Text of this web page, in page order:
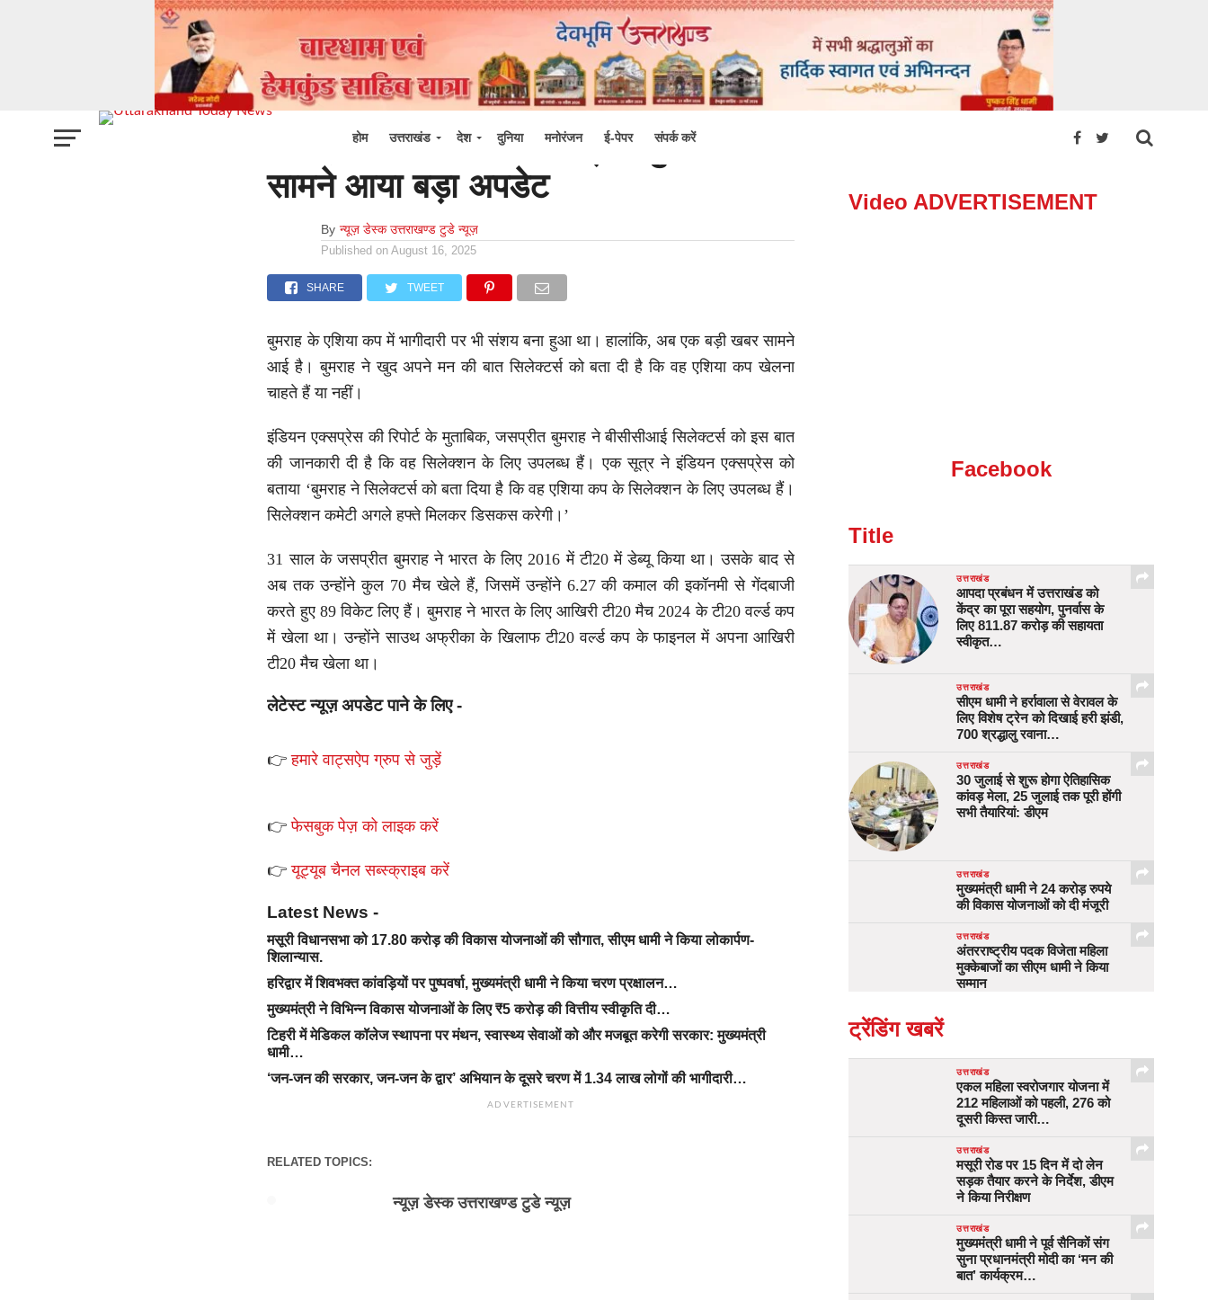
होम उत्तराखंड देश दुनिया मनोरंजन ई-पेपर संपर्क करें
उत्तराखंड
क्या एशिया कप खेलेंगे जसप्रीत बुमराह ?
सामने आया बड़ा अपडेट
By न्यूज़ डेस्क उत्तराखण्ड टुडे न्यूज़
Published on August 16, 2025
SHARE TWEET
बुमराह के एशिया कप में भागीदारी पर भी संशय बना हुआ था। हालांकि, अब एक बड़ी खबर सामने
आई है। बुमराह ने खुद अपने मन की बात सिलेक्टर्स को बता दी है कि वह एशिया कप खेलना
चाहते हैं या नहीं।
इंडियन एक्सप्रेस की रिपोर्ट के मुताबिक, जसप्रीत बुमराह ने बीसीसीआई सिलेक्टर्स को इस बात
की जानकारी दी है कि वह सिलेक्शन के लिए उपलब्ध हैं। एक सूत्र ने इंडियन एक्सप्रेस को
बताया ‘बुमराह ने सिलेक्टर्स को बता दिया है कि वह एशिया कप के सिलेक्शन के लिए उपलब्ध हैं।
सिलेक्शन कमेटी अगले हफ्ते मिलकर डिसकस करेगी।’
31 साल के जसप्रीत बुमराह ने भारत के लिए 2016 में टी20 में डेब्यू किया था। उसके बाद से
अब तक उन्होंने कुल 70 मैच खेले हैं, जिसमें उन्होंने 6.27 की कमाल की इकॉनमी से गेंदबाजी
करते हुए 89 विकेट लिए हैं। बुमराह ने भारत के लिए आखिरी टी20 मैच 2024 के टी20 वर्ल्ड कप
में खेला था। उन्होंने साउथ अफ्रीका के खिलाफ टी20 वर्ल्ड कप के फाइनल में अपना आखिरी
टी20 मैच खेला था।
लेटेस्ट न्यूज़ अपडेट पाने के लिए -
👉हमारे वाट्सऐप ग्रुप से जुड़ें
👉फेसबुक पेज़ को लाइक करें
👉यूट्यूब चैनल सब्स्क्राइब करें
Latest News -
मसूरी विधानसभा को 17.80 करोड़ की विकास योजनाओं की सौगात, सीएम धामी ने किया लोकार्पण-
शिलान्यास.
हरिद्वार में शिवभक्त कांवड़ियों पर पुष्पवर्षा, मुख्यमंत्री धामी ने किया चरण प्रक्षालन…
मुख्यमंत्री ने विभिन्न विकास योजनाओं के लिए ₹5 करोड़ की वित्तीय स्वीकृति दी…
टिहरी में मेडिकल कॉलेज स्थापना पर मंथन, स्वास्थ्य सेवाओं को और मजबूत करेगी सरकार: मुख्यमंत्री
धामी…
‘जन-जन की सरकार, जन-जन के द्वार’ अभियान के दूसरे चरण में 1.34 लाख लोगों की भागीदारी…
ADVERTISEMENT
RELATED TOPICS:
न्यूज़ डेस्क उत्तराखण्ड टुडे न्यूज़
Video ADVERTISEMENT
Facebook
Title
उत्तराखंड
आपदा प्रबंधन में उत्तराखंड को
केंद्र का पूरा सहयोग, पुनर्वास के
लिए 811.87 करोड़ की सहायता
स्वीकृत…
उत्तराखंड
सीएम धामी ने हर्रावाला से वेरावल के
लिए विशेष ट्रेन को दिखाई हरी झंडी,
700 श्रद्धालु रवाना…
उत्तराखंड
30 जुलाई से शुरू होगा ऐतिहासिक
कांवड़ मेला, 25 जुलाई तक पूरी होंगी
सभी तैयारियां: डीएम
उत्तराखंड
मुख्यमंत्री धामी ने 24 करोड़ रुपये
की विकास योजनाओं को दी मंजूरी
उत्तराखंड
अंतरराष्ट्रीय पदक विजेता महिला
मुक्केबाजों का सीएम धामी ने किया
सम्मान
ट्रेंडिंग खबरें
उत्तराखंड
एकल महिला स्वरोजगार योजना में
212 महिलाओं को पहली, 276 को
दूसरी किस्त जारी…
उत्तराखंड
मसूरी रोड पर 15 दिन में दो लेन
सड़क तैयार करने के निर्देश, डीएम
ने किया निरीक्षण
उत्तराखंड
मुख्यमंत्री धामी ने पूर्व सैनिकों संग
सुना प्रधानमंत्री मोदी का ‘मन की
बात’ कार्यक्रम…